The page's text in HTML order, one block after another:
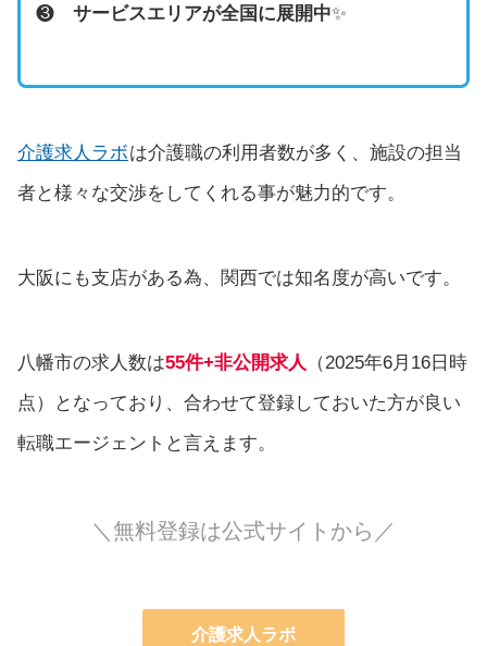
❸ サービスエリアが全国に展開中✨
介護求人ラボは介護職の利用者数が多く、施設の担当
者と様々な交渉をしてくれる事が魅力的です。
大阪にも支店がある為、関西では知名度が高いです。
八幡市の求人数は55件+非公開求人
（2025年6月16日時
点）となっており、合わせて登録しておいた方が良い
転職エージェントと言えます。
＼無料登録は公式サイトから／
介護求人ラボ